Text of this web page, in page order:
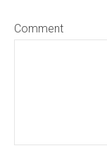
Comment